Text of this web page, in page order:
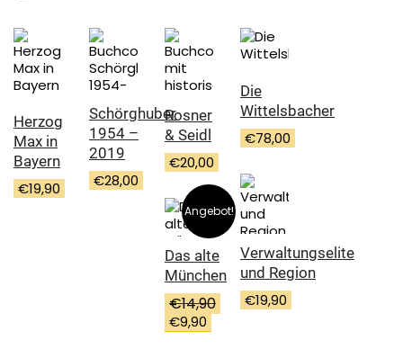
Herzog
Max in
Bayern
€19,90
Schörghuber
1954 –
2019
€28,00
Rosner
& Seidl
€20,00
Die
Wittelsbacher
€78,00
Verwaltungselite
und Region
€19,90
Angebot!
Das alte
München
€14,90
Ursprünglicher
Preis
€9,90
Preis